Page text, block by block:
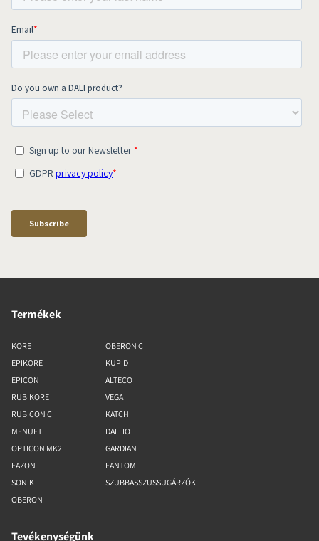
Termékek
KORE
EPIKORE
EPICON
RUBIKORE
RUBICON C
MENUET
OPTICON MK2
FAZON
SONIK
OBERON
OBERON C
KUPID
ALTECO
VEGA
KATCH
DALI IO
GARDIAN
FANTOM
SZUBBASSZUSSUGÁRZÓK
Tevékenységünk